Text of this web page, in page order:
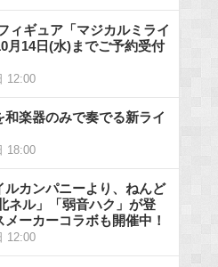
ィギュア「マジカルミライ
月14日(水)までご予約受付
12:00
和楽器のみで奏でる新ライ
18:00
ルカンパニーより、ねんど
ネル」「弱音ハク」が登
ーカーコラボも開催中！
12:00